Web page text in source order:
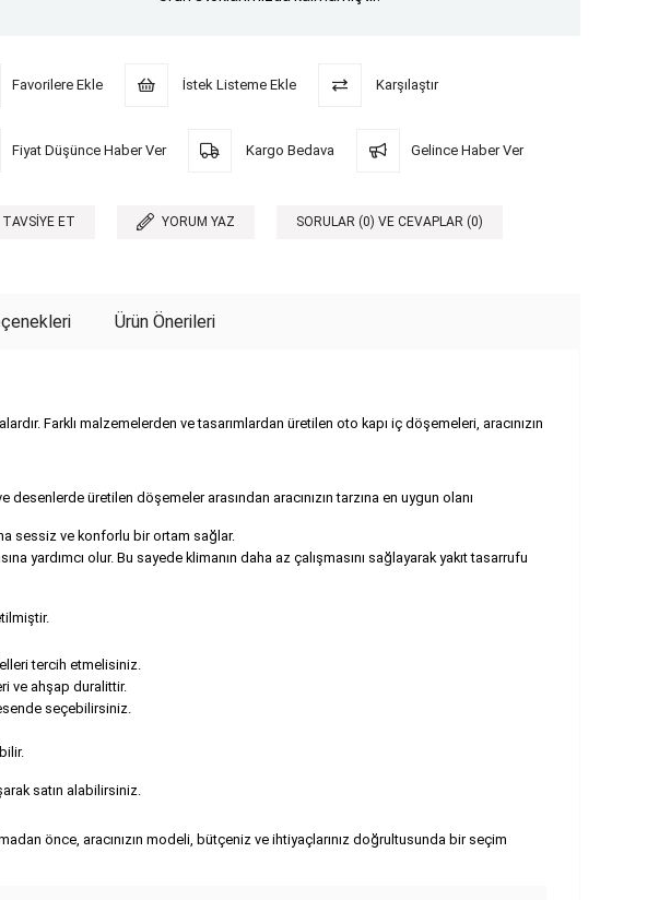
Favorilere Ekle İstek Listeme Ekle Karşılaştır
Fiyat Düşünce Haber Ver Kargo Bedava Gelince Haber Ver
TAVSIYE ET YORUM YAZ SORULAR (0) VE CEVAPLAR (0)
Ürün Önerileri
Farklı malzemelerden ve tasarımlardan üretilen oto kapı iç döşemeleri, aracınızın
desenlerde üretilen döşemeler arasından aracınızın tarzına en uygun olanı
sessiz ve konforlu bir ortam sağlar.
yardımcı olur. Bu sayede klimanın daha az çalışmasını sağlayarak yakıt tasarrufu
tercih etmelisiniz.
ve ahşap duralittir.
seçebilirsiniz.
satın alabilirsiniz.
önce, aracınızın modeli, bütçeniz ve ihtiyaçlarınız doğrultusunda bir seçim